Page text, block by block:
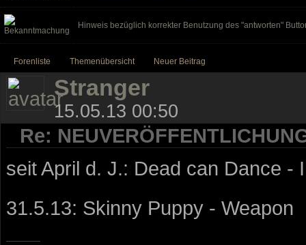
Hinweis bezüglich korrekter Benutzung des "antworten"
Forenliste Themenübersicht Neuer Beitrag
Stranger
15.05.13 00:50
Re:
seit April d. J.: Dead can Dance -
31.5.13: Skinny Puppy - Weapon